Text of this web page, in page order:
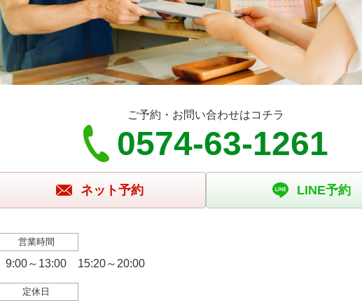
ご予約・お問い合わせはコチラ
0574-63-1261
ネット予約 LINE予約
営業時間
9:00～13:00 15:20～20:00
定休日